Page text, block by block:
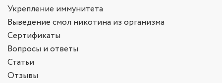
Укрепление иммунитета
Выведение смол никотина из организма
Сертификаты
Вопросы и ответы
Статьи
Отзывы